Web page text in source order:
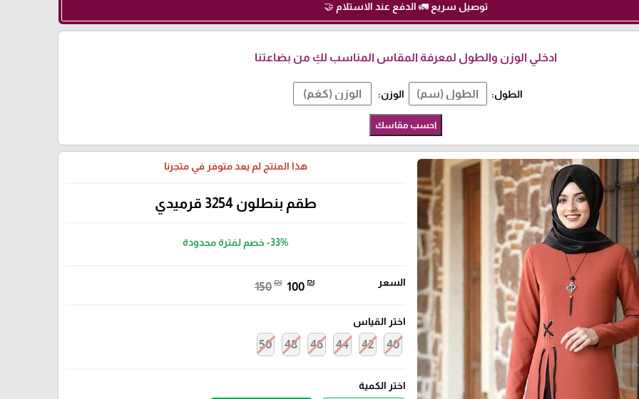
توصيل سريع 🚛 الدفع عند الاستلام 🤝
ادخلي الوزن والطول لمعرفة المقاس المناسب لكِ من بضاعتنا
الطول: الوزن:
احسب مقاسك
هذا المنتج لم يعد متوفر في متجرنا
طقم بنطلون 3254 قرميدي
-33%خصم لفترة محدودة
السعر 150₪ 100 ₪
اختر القياس
40
42
44
46
48
50
اختر الكمية